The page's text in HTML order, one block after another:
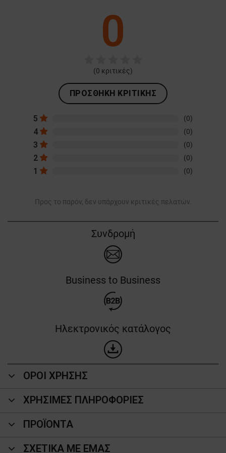
0
(0 κριτικές)
ΠΡΟΣΘΉΚΗ ΚΡΙΤΙΚΉΣ
5 (0)
4 (0)
3 (0)
2 (0)
1 (0)
Προς το παρόν, δεν υπάρχουν κριτικές πελατών.
Συνδρομή
Business to Business
Ηλεκτρονικός κατάλογος
ΟΡΟΙ ΧΡΗΣΗΣ
ΧΡΗΣΙΜΕΣ ΠΛΗΡΟΦΟΡΙΕΣ
ΠΡΟΪΌΝΤΑ
ΣΧΕΤΙΚΑ ΜΕ ΕΜΑΣ